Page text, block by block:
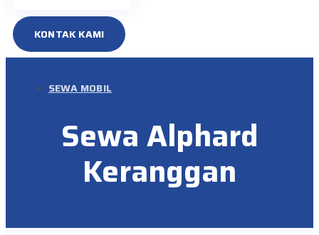
KONTAK KAMI
SEWA MOBIL
Sewa Alphard
Keranggan